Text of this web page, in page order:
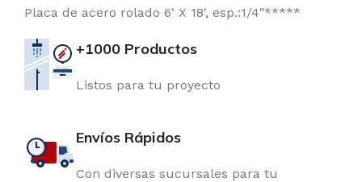
Placa de acero rolado 6′ X 18′, esp.:1/4″*****
+1000 Productos
Listos para tu proyecto
Envíos Rápidos
Con diversas sucursales para tu